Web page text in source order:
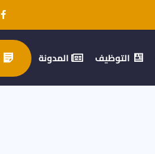
التوظيف المدونة